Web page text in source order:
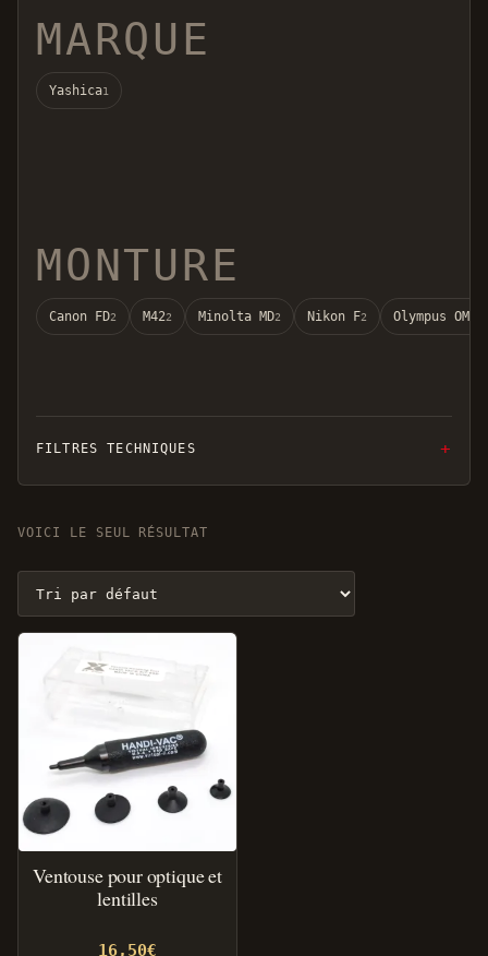
MARQUE
Yashica1
MONTURE
Canon FD2 M422 Minolta MD2 Nikon F2 Olympus OM
FILTRES TECHNIQUES
VOICI LE SEUL RÉSULTAT
Ventouse pour optique et
lentilles
16,50€